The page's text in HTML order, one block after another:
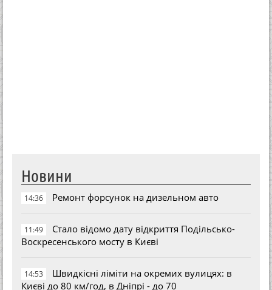
Новини
14:36 Ремонт форсунок на дизельном авто
11:49
Стало відомо дату відкриття Подільсько-
Воскресенського мосту в Києві
14:53
Швидкісні ліміти на окремих вулицях: в
Києві до 80 км/год, в Дніпрі - до 70